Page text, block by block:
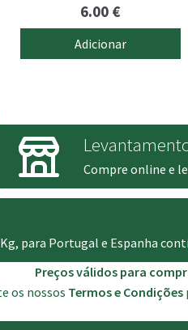
6.00 €
Adicionar
Compre online e
para Portugal e Espanha
Preços válidos para
os nossos Termos e Condições